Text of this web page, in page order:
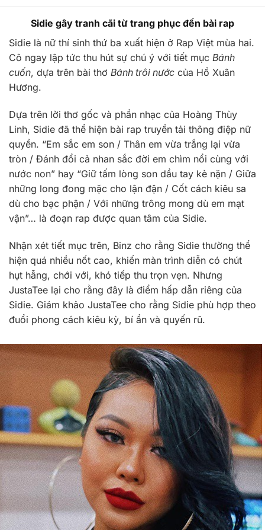
Sidie gây tranh cãi từ trang phục đến bài rap
Sidie là nữ thí sinh thứ ba xuất hiện ở Rap Việt mùa hai.
Cô ngay lập tức thu hút sự chú ý với tiết mục Bánh
cuốn, dựa trên bài thơ Bánh trôi nước của Hồ Xuân
Hương.
Dựa trên lời thơ gốc và phần nhạc của Hoàng Thùy
Linh, Sidie đã thể hiện bài rap truyền tải thông điệp nữ
quyền. “Em sắc em son / Thân em vừa trắng lại vừa
tròn / Đánh đổi cả nhan sắc đời em chìm nổi cùng với
nước non” hay “Giữ tấm lòng son dầu tay kẻ nặn / Giữa
những long đong mặc cho lận đận / Cốt cách kiêu sa
dù cho bạc phận / Với những trông mong dù em mạt
vận”… là đoạn rap được quan tâm của Sidie.
Nhận xét tiết mục trên, Binz cho rằng Sidie thường thể
hiện quá nhiều nốt cao, khiến màn trình diễn có chút
hụt hẫng, chới với, khó tiếp thu trọn vẹn. Nhưng
JustaTee lại cho rằng đây là điểm hấp dẫn riêng của
Sidie. Giám khảo JustaTee cho rằng Sidie phù hợp theo
đuổi phong cách kiêu kỳ, bí ẩn và quyến rũ.